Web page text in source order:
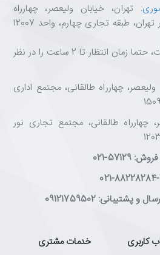
: تهران، خیابان ولیعصر، چهارراه
طالقانی، مجتمع تجاری نور تهران، طبقه تجاری چهارم، واحد 12007
(به علت حجم بالای سفارشات، حتما زمان انتظار تا 2 ساعت را در نظر
ولیعصر، چهارراه طالقانی، مجتمع اداری
چهارراه طالقانی، مجتمع تجاری نور
021
09121759502
کاربری خدمات مشتری